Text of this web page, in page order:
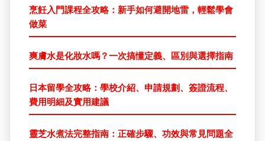
烹飪入門課程全攻略：新手如何避開地雷，輕鬆學會
做菜
爽膚水是化妝水嗎？一次搞懂定義、區別與選擇指南
日本留學全攻略：學校介紹、申請規劃、簽證流程、
費用明細及實用建議
靈芝水煮法完整指南：正確步驟、功效與常見問題全